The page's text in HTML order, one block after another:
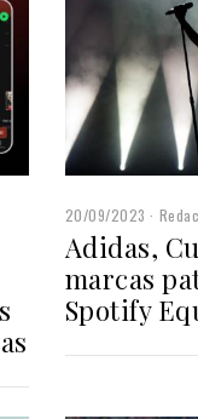
20/09/2023
Adidas,
marcas
Spotify